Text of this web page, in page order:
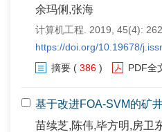
余玛俐,张海
计算机工程. 2019, 45(4):
https://doi.org/10.19678/
摘要 ( 386 ) PDF全
基于改进FOA-SVM的矿
苗续芝,陈伟,毕方明,房卫